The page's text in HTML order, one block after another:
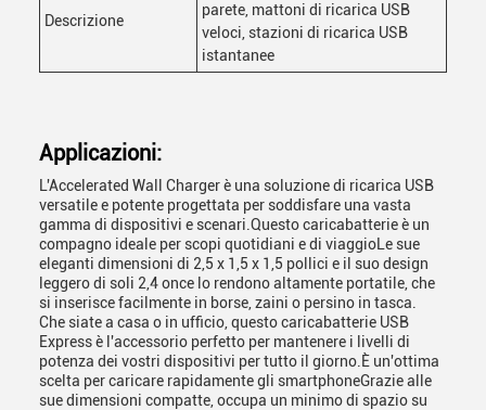
Descrizione
parete, mattoni di ricarica USB
veloci, stazioni di ricarica USB
istantanee
Applicazioni:
L'Accelerated Wall Charger è una soluzione di ricarica USB
versatile e potente progettata per soddisfare una vasta
gamma di dispositivi e scenari.Questo caricabatterie è un
compagno ideale per scopi quotidiani e di viaggioLe sue
eleganti dimensioni di 2,5 x 1,5 x 1,5 pollici e il suo design
leggero di soli 2,4 once lo rendono altamente portatile, che
si inserisce facilmente in borse, zaini o persino in tasca.
Che siate a casa o in ufficio, questo caricabatterie USB
Express è l'accessorio perfetto per mantenere i livelli di
potenza dei vostri dispositivi per tutto il giorno.È un'ottima
scelta per caricare rapidamente gli smartphoneGrazie alle
sue dimensioni compatte, occupa un minimo di spazio su